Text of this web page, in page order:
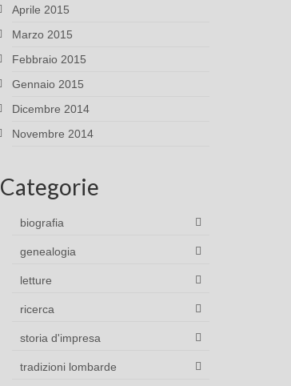
Aprile 2015
Marzo 2015
Febbraio 2015
Gennaio 2015
Dicembre 2014
Novembre 2014
Categorie
biografia
genealogia
letture
ricerca
storia d'impresa
tradizioni lombarde